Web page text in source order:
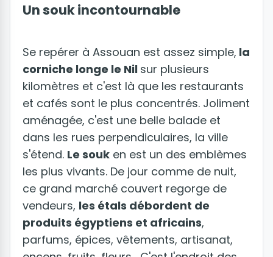
Un souk incontournable
Se repérer à Assouan est assez simple, la
corniche longe le Nil sur plusieurs
kilomètres et c'est là que les restaurants
et cafés sont le plus concentrés. Joliment
aménagée, c'est une belle balade et
dans les rues perpendiculaires, la ville
s'étend. Le souk en est un des emblèmes
les plus vivants. De jour comme de nuit,
ce grand marché couvert regorge de
vendeurs, les étals débordent de
produits égyptiens et africains,
parfums, épices, vêtements, artisanat,